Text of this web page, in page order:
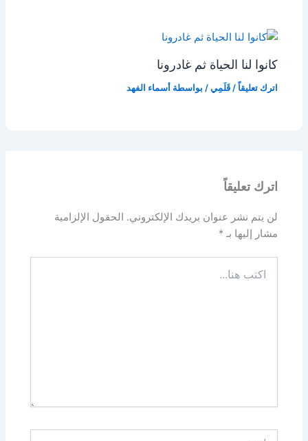
كانوا لنا الحياة ثم غادرونا
اترك تعليقاً /قَلَمِي / بواسطة أسماء الفهد
اترك تعليقاً
لن يتم نشر عنوان بريدك الإلكتروني.
الحقول الإلزامية
مشار إليها بـ*
هنا...